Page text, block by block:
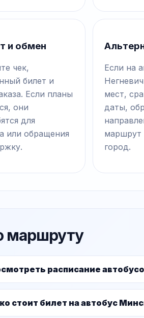
и обмен
чек,
билет и
Если планы
они
для
или обращения
Если на
мест,
даты,
маршрут
город.
маршруту
расписание
стоит билет на автобус